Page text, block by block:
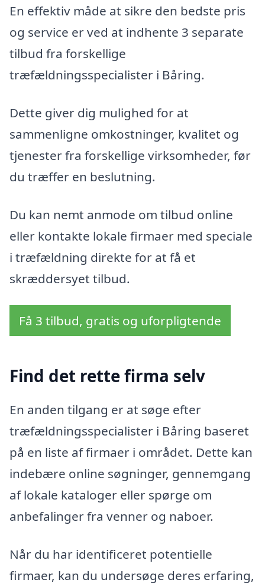
En effektiv måde at sikre den bedste pris
og service er ved at indhente 3 separate
tilbud fra forskellige
træfældningsspecialister i Båring.
Dette giver dig mulighed for at
sammenligne omkostninger, kvalitet og
tjenester fra forskellige virksomheder, før
du træffer en beslutning.
Du kan nemt anmode om tilbud online
eller kontakte lokale firmaer med speciale
i træfældning direkte for at få et
skræddersyet tilbud.
Få 3 tilbud, gratis og uforpligtende
Find det rette firma selv
En anden tilgang er at søge efter
træfældningsspecialister i Båring baseret
på en liste af firmaer i området. Dette kan
indebære online søgninger, gennemgang
af lokale kataloger eller spørge om
anbefalinger fra venner og naboer.
Når du har identificeret potentielle
firmaer, kan du undersøge deres erfaring,